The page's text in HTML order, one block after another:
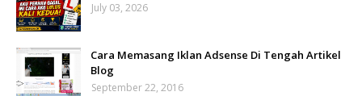
July 03, 2026
Cara Memasang Iklan Adsense Di Tengah Artikel
Blog
September 22, 2016